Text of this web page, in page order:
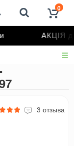
АКЦІЯ до
0
3 отзыва